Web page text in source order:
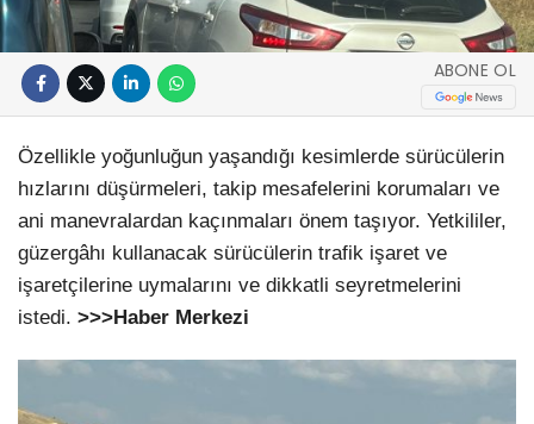
ABONE OL
Özellikle yoğunluğun yaşandığı kesimlerde sürücülerin
hızlarını düşürmeleri, takip mesafelerini korumaları ve
ani manevralardan kaçınmaları önem taşıyor. Yetkililer,
güzergâhı kullanacak sürücülerin trafik işaret ve
işaretçilerine uymalarını ve dikkatli seyretmelerini
istedi. >>>Haber Merkezi